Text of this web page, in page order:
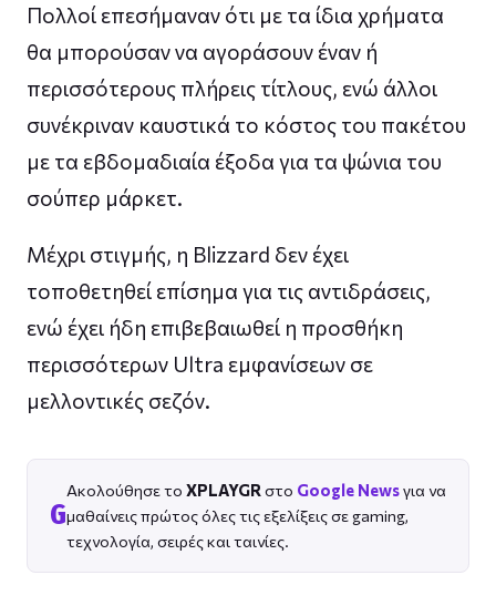
Πολλοί επεσήμαναν ότι με τα ίδια χρήματα
θα μπορούσαν να αγοράσουν έναν ή
περισσότερους πλήρεις τίτλους, ενώ άλλοι
συνέκριναν καυστικά το κόστος του πακέτου
με τα εβδομαδιαία έξοδα για τα ψώνια του
σούπερ μάρκετ.
Μέχρι στιγμής, η Blizzard δεν έχει
τοποθετηθεί επίσημα για τις αντιδράσεις,
ενώ έχει ήδη επιβεβαιωθεί η προσθήκη
περισσότερων Ultra εμφανίσεων σε
μελλοντικές σεζόν.
G
Ακολούθησε το XPLAYGR στο Google Newsγια να
μαθαίνεις πρώτος όλες τις εξελίξεις σε gaming,
τεχνολογία, σειρές και ταινίες.